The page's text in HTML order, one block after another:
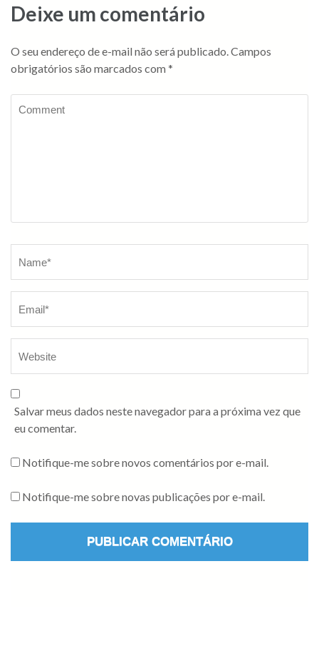
Deixe um comentário
O seu endereço de e-mail não será publicado.Campos
obrigatórios são marcados com *
Salvar meus dados neste navegador para a próxima vez que
eu comentar.
Notifique-me sobre novos comentários por e-mail.
Notifique-me sobre novas publicações por e-mail.